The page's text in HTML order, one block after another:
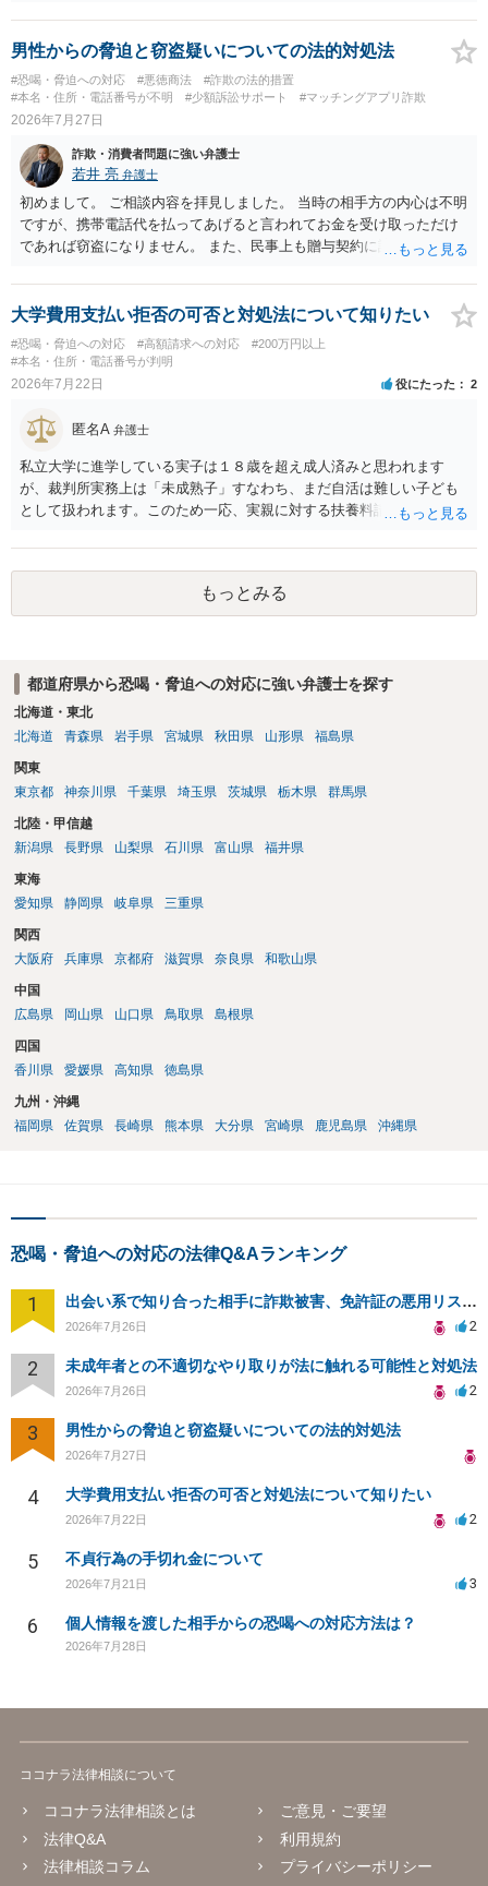
画の尺は10分ほど、服を着たままで胸を触って欲しい、などの要望を
して、要求された金額(1000円程度)の電子マネーを送信してしまいま
した。 そこから、撮影するまで暇なので顔の雰囲気の写真を交換して
欲しい、住んでいる都道府県と区を教えてと言われたので教えたりと
言ったやり取りをしていました。 というやりとりは、青少年条例違反
能です。
男性からの脅迫と窃盗疑いについての法的対処法
#恐喝・脅迫への対応 #悪徳商法
#詐欺の法的措置
#本名・住所・電話番号が不明
#少額訴訟サポート #マッチングアプリ詐欺
2026年7月27日
詐欺・消費者問題に強い弁護士
若井 亮 弁護士
初めまして。 ご相談内容を拝見しました。 当時の相手方の内心は不明
ですが、携帯電話代を払ってあげると言われてお金を受け取っただけ
であれば窃盗になりません。 また、民事上も贈与契約に該当すると思
ず、可能であればブロックをするようにしてください。 ご不安であれ
ば、最寄りの警察署に相談をしても良いかもしれません。 以上、ご参
大学費用支払い拒否の可否と対処法について知りたい
#恐喝・脅迫への対応 #高額請求への対応
#200万円以上
#本名・住所・電話番号が判明
2026年7月22日 役にたった 2
匿名A 弁護士
私立大学に進学している実子は１８歳を超え成人済みと思われます
が、裁判所実務上は「未成熟子」すなわち、まだ自活は難しい子ども
として扱われます。このため一応、実親に対する扶養料請求として法
者宛に養育費を支払っており、当該養育費は実子の進学費用の趣旨も
一部含まれています。また、私立大学進学について貴殿が了解したわ
けではないという事情も存在します。 こうした場合には、支払を拒ん
だとしても学費の請求が裁判所によって強制される可能性は低いとい
もっとみる
都道府県から恐喝・脅迫への対応に強い弁護士を探す
北海道・東北
北海道
青森県 岩手県 宮城県 秋田県 山形県 福島県
関東
東京都
神奈川県 千葉県 埼玉県 茨城県 栃木県 群馬県
北陸・甲信越
新潟県
長野県 山梨県 石川県 富山県 福井県
東海
愛知県
静岡県 岐阜県 三重県
関西
大阪府
兵庫県 京都府 滋賀県 奈良県 和歌山県
中国
広島県
岡山県 山口県 鳥取県 島根県
四国
香川県
愛媛県 高知県 徳島県
九州・沖縄
福岡県
佐賀県 長崎県 熊本県 大分県 宮崎県 鹿児島県 沖縄県
恐喝・脅迫への対応の法律Q&Aランキング
1 出会い系で知り合った相手に詐欺被害、免許証の悪用リスクと対策。
2026年7月26日 2
2 未成年者との不適切なやり取りが法に触れる可能性と対処法
2026年7月26日 2
3 男性からの脅迫と窃盗疑いについての法的対処法
2026年7月27日
4 大学費用支払い拒否の可否と対処法について知りたい
2026年7月22日 2
5 不貞行為の手切れ金について
2026年7月21日 3
6 個人情報を渡した相手からの恐喝への対応方法は？
2026年7月28日
ココナラ法律相談について
ココナラ法律相談とは
法律Q&A
法律相談コラム
ご意見・ご要望
利用規約
プライバシーポリシー